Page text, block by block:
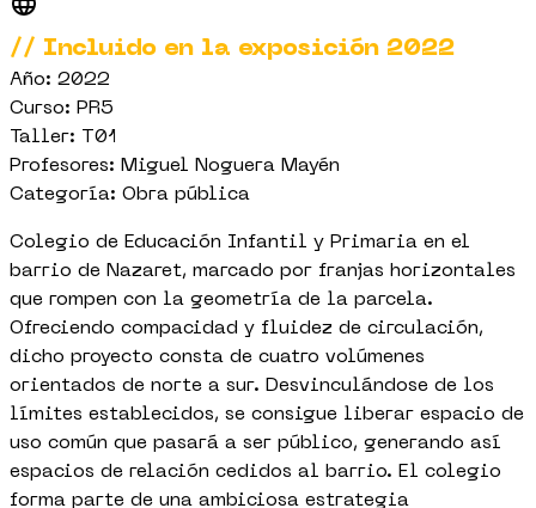
// Incluido en la exposición 2022
Año: 2022
Curso: PR5
Taller: T01
Profesores: Miguel Noguera Mayén
Categoría: Obra pública
Colegio de Educación Infantil y Primaria en el
barrio de Nazaret, marcado por franjas horizontales
que rompen con la geometría de la parcela.
Ofreciendo compacidad y fluidez de circulación,
dicho proyecto consta de cuatro volúmenes
orientados de norte a sur. Desvinculándose de los
límites establecidos, se consigue liberar espacio de
uso común que pasará a ser público, generando así
espacios de relación cedidos al barrio. El colegio
forma parte de una ambiciosa estrategia